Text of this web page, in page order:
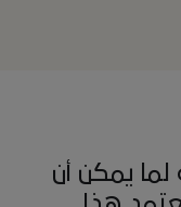
يمكن أن